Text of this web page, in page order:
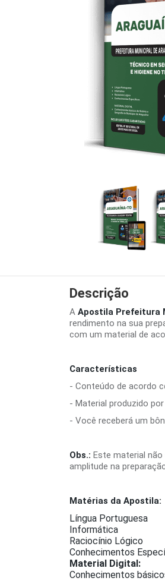
Descrição
A Apostila Prefeitura
rendimento na sua
com um material de
Características
- Conteúdo de acordo
- Material produzido
- Você receberá um
Obs.: Este material
amplitude na
Matérias da Apostila:
Língua Portuguesa
Informática
Raciocínio Lógico
Conhecimentos
Material Digital:
Conhecimentos